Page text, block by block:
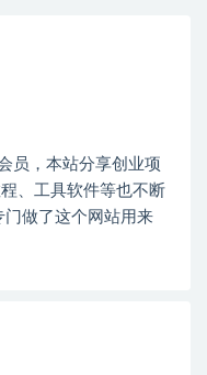
员，本站分享创业项
、工具软件等也不断
门做了这个网站用来